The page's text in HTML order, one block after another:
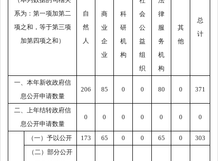
系为：第一项加第二
项之和，等于第三项
加第四项之和）
自
然
人
总
计
商
业
企
业
科
研
机
构
会
公
益
组
织
律
服
务
机
构
其
他
一、本年新收政府信
息公开申请数量
206 85 0 0 80 0 371
二、上年结转政府信
息公开申请数量
0 0 0 0 0 0 0
（一）予以公开 173 65 0 0 65 0
303
（二）部分公开